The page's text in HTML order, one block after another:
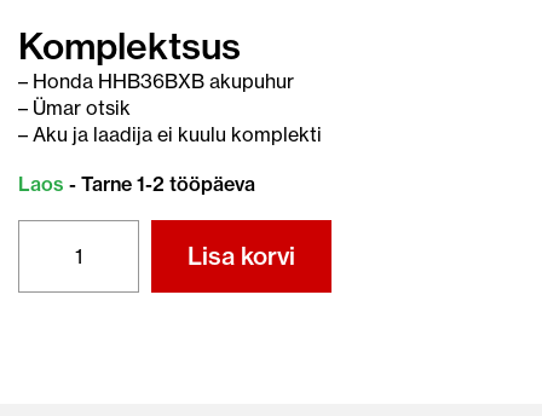
Komplektsus
– Honda HHB36BXB akupuhur
– Ümar otsik
– Aku ja laadija ei kuulu komplekti
Laos - Tarne 1-2 tööpäeva
AKUPUHUR
Lisa korvi